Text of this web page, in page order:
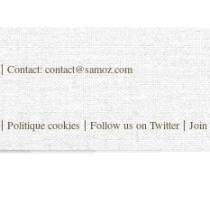
|Contact:contact@samoz.com
|Politique cookies |Follow us on Twitter |Join